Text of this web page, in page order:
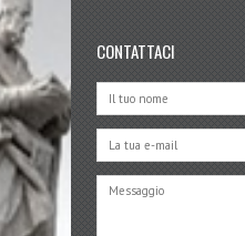
CONTATTACI